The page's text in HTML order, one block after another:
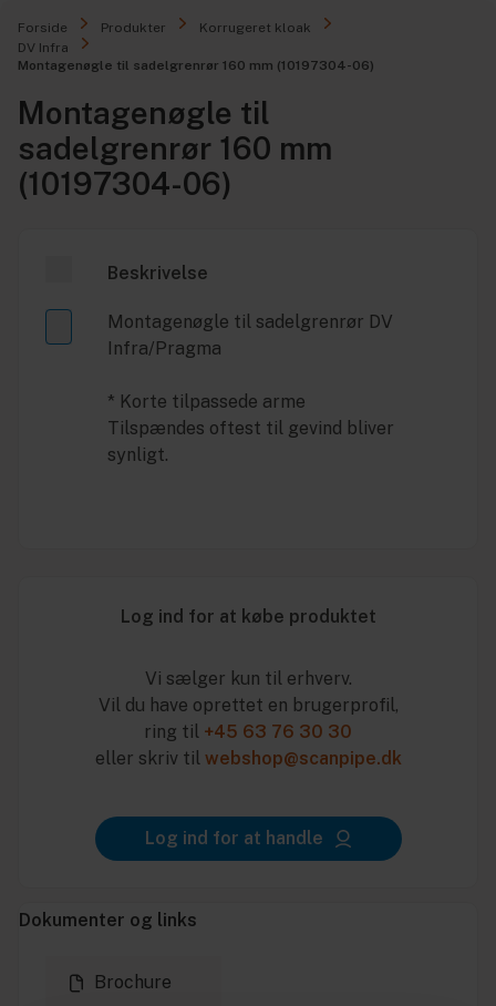
Forside Produkter
Korrugeret kloak
DV Infra
Montagenøgle til sadelgrenrør 160 mm (10197304-06)
Montagenøgle til
sadelgrenrør 160 mm
(10197304-06)
Beskrivelse
Montagenøgle til sadelgrenrør DV
Infra/Pragma
* Korte tilpassede arme
Tilspændes oftest til gevind bliver
synligt.
Log ind for at købe produktet
Vi sælger kun til erhverv.
Vil du have oprettet en brugerprofil,
ring til +45 63 76 30 30
eller skriv til webshop@scanpipe.dk
Log ind for at handle
Dokumenter og links
Brochure